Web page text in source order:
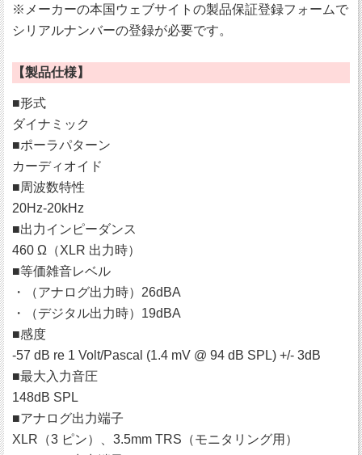
※メーカーの本国ウェブサイトの製品保証登録フォームで
シリアルナンバーの登録が必要です。
【製品仕様】
■形式
ダイナミック
■ポーラパターン
カーディオイド
■周波数特性
20Hz-20kHz
■出力インピーダンス
460 Ω（XLR 出力時）
■等価雑音レベル
・（アナログ出力時）26dBA
・（デジタル出力時）19dBA
■感度
-57 dB re 1 Volt/Pascal (1.4 mV @ 94 dB SPL) +/- 3dB
■最大入力音圧
148dB SPL
■アナログ出力端子
XLR（3 ピン）、3.5mm TRS（モニタリング用）